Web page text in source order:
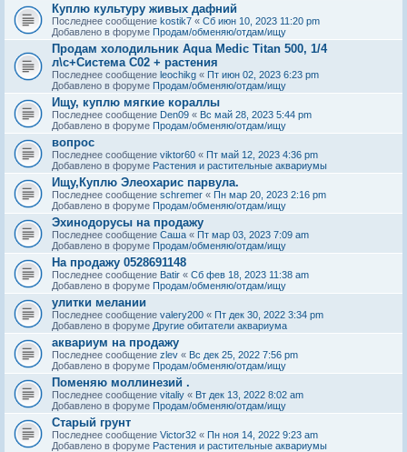
Куплю культуру живых дафний
Последнее сообщение kostik7 « Сб июн 10, 2023 11:20 pm
Добавлено в форуме Продам/обменяю/отдам/ищу
Продам холодильник Aqua Medic Titan 500, 1/4
л\с+Система С02 + растения
Последнее сообщение leochikg « Пт июн 02, 2023 6:23 pm
Добавлено в форуме Продам/обменяю/отдам/ищу
Ищу, куплю мягкие кораллы
Последнее сообщение Den09 « Вс май 28, 2023 5:44 pm
Добавлено в форуме Продам/обменяю/отдам/ищу
вопрос
Последнее сообщение viktor60 « Пт май 12, 2023 4:36 pm
Добавлено в форуме Растения и растительные аквариумы
Ищу,Куплю Элеохарис парвула.
Последнее сообщение schremer « Пн мар 20, 2023 2:16 pm
Добавлено в форуме Продам/обменяю/отдам/ищу
Эхинодорусы на продажу
Последнее сообщение Саша « Пт мар 03, 2023 7:09 am
Добавлено в форуме Продам/обменяю/отдам/ищу
На продажу 0528691148
Последнее сообщение Batir « Сб фев 18, 2023 11:38 am
Добавлено в форуме Продам/обменяю/отдам/ищу
улитки мелании
Последнее сообщение valery200 « Пт дек 30, 2022 3:34 pm
Добавлено в форуме Другие обитатели аквариума
аквариум на продажу
Последнее сообщение zlev « Вс дек 25, 2022 7:56 pm
Добавлено в форуме Продам/обменяю/отдам/ищу
Поменяю моллинезий .
Последнее сообщение vitaliy « Вт дек 13, 2022 8:02 am
Добавлено в форуме Продам/обменяю/отдам/ищу
Старый грунт
Последнее сообщение Victor32 « Пн ноя 14, 2022 9:23 am
Добавлено в форуме Растения и растительные аквариумы